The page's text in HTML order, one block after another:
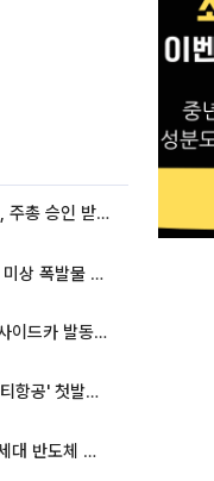
김정관 장관 “반도체 성과급, 주총 승인 받도록”…상법·자본시장법 개정 시사
폭발물 발견
코스피, 장중 5%대 급락에 사이드카 발동…삼성·SK 동반 폭락
티웨이항공, 새 이름 '트리니티항공' 첫발…SSC 전략 본격화
라온로보틱스, 국내 유일 차세대 반도체 공정 로봇 개발 ‘고객사 테스트 진행’